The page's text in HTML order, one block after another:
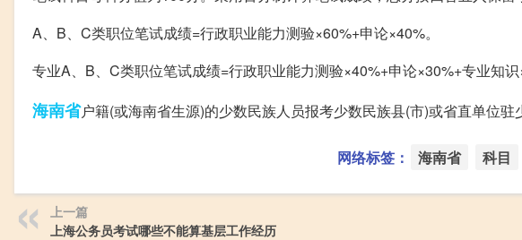
A、B、C类职位笔试成绩=行政职业能力测验×60%+申论×40%。
专业A、B、C类职位笔试成绩=行政职业能力测验×40%+申论×30%+专业知识
海南省户籍(或海南省生源)的少数民族人员报考少数民族县(市)或省直单位驻
网络标签： 海南省 科目
上一篇
上海公务员考试哪些不能算基层工作经历